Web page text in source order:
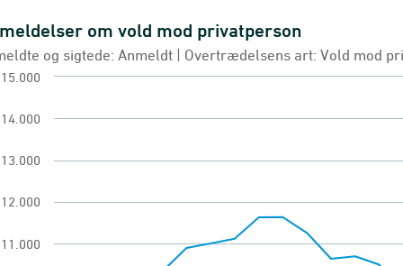
om vold mod privatperson
chart with 28 data points.
forbrydelser og sigtelser
as data table, Anmeldelser om vold mod
chart has 1 Y axis displaying Antal. Range: 8000
om vold mod privatperson
og sigtede: Anmeldt | Overtrædelsens art: Vold mod
11.000
12.000
13.000
14.000
15.000